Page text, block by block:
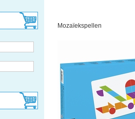
Mozaïekspellen